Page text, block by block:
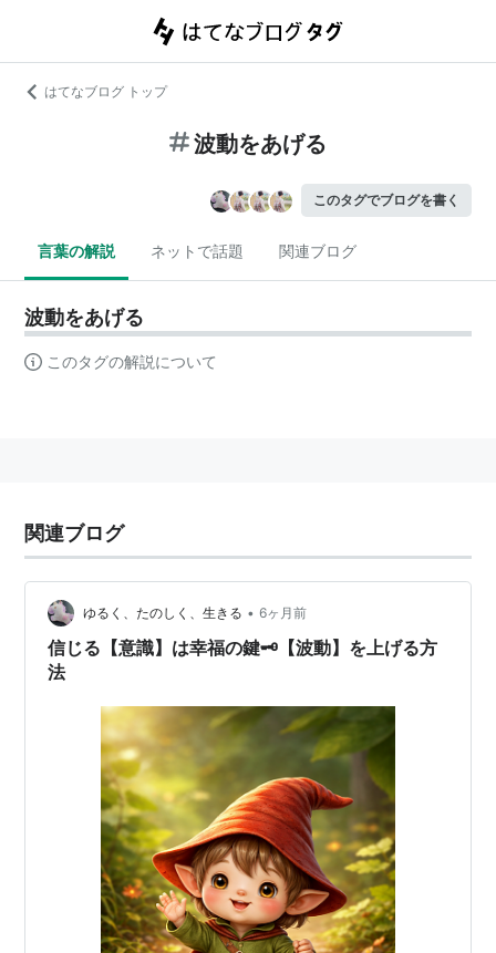
はてなブログ トップ
波動をあげる
このタグでブログを書く
言葉の解説 ネットで話題 関連ブログ
波動をあげる
このタグの解説について
関連ブログ
ゆるく、たのしく、生きる • 6ヶ月前
信じる【意識】は幸福の鍵🗝【波動】を上げる方
法